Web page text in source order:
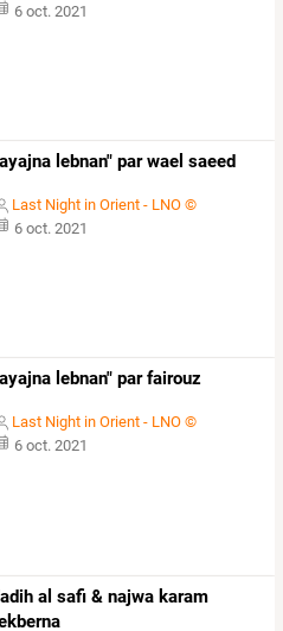
6 oct. 2021
lebnan" par wael saeed
Last Night in Orient - LNO ©
6 oct. 2021
lebnan" par fairouz
Last Night in Orient - LNO ©
6 oct. 2021
al safi & najwa karam